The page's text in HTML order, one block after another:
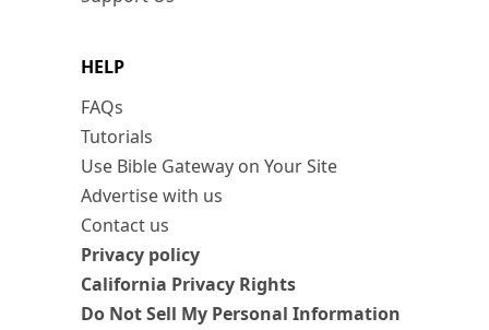
HELP
FAQs
Tutorials
Use Bible Gateway on Your Site
Advertise with us
Contact us
Privacy policy
California Privacy Rights
Do Not Sell My Personal Information